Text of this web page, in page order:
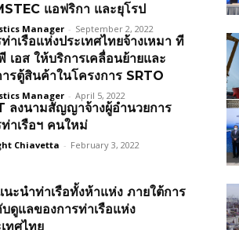
แอฟริกา และยุโรป
Manager - September 2, 2022
าเรือแห่งประเทศไทยจ้างเหมา ที
เอส ให้บริการเคลื่อนย้ายและ
รตู้สินค้าในโครงการ SRTO
Manager - April 5, 2022
ลงนามสัญญาจ้างผู้อำนวยการ
าเรือฯ คนใหม่
Chiavetta - February 3, 2022
ะนำท่าเรือทั้งห้าแห่ง ภายใต้การ
ดูแลของการท่าเรือแห่ง
ทศไทย